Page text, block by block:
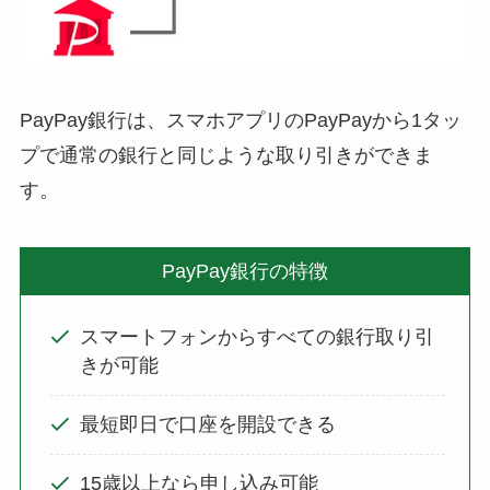
PayPay銀行は、スマホアプリのPayPayから1タッ
プで通常の銀行と同じような取り引きができま
す。
PayPay銀行の特徴
スマートフォンからすべての銀行取り引
きが可能
最短即日で口座を開設できる
15歳以上なら申し込み可能